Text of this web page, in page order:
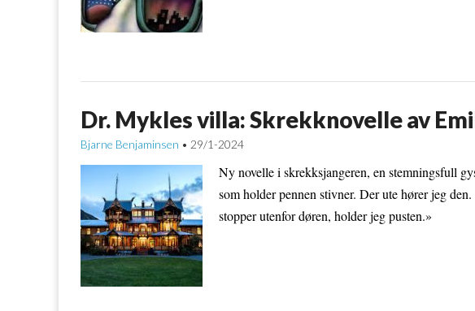
Dr. Mykles villa: Skrekknovelle av
Bjarne Benjaminsen • 29/1-2024
Ny novelle i skrekksjangeren, en stemningsfull
som holder pennen stivner. Der ute hører jeg
stopper utenfor døren, holder jeg pusten.»